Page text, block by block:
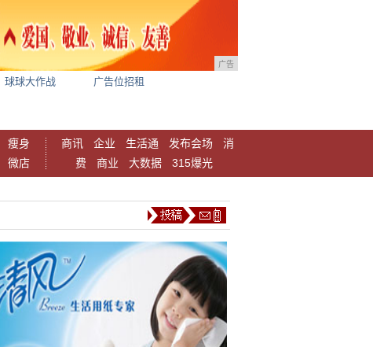
广告
球球大作战 广告位招租
瘦身
微店
商讯 企业 生活通 发布会场
消
费
商业 大数据 315爆光